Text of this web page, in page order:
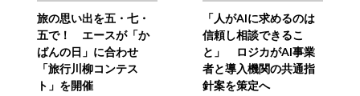
旅の思い出を五・七・
五で！ エースが「か
ばんの日」に合わせ
「旅行川柳コンテス
ト」を開催
「人がAIに求めるのは
信頼し相談できるこ
と」 ロジカがAI事業
者と導入機関の共通指
針案を策定へ